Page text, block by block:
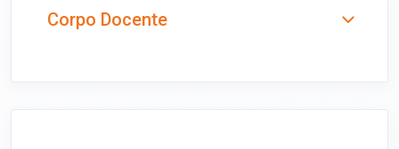
Corpo Docente